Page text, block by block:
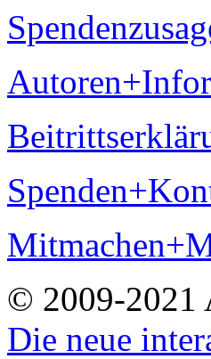
© 2009-2021
Die neue